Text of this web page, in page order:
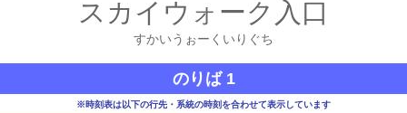
スカイウォーク入口
すかいうぉーくいりぐち
のりば 1
※時刻表は以下の行先・系統の時刻を合わせて表示しています